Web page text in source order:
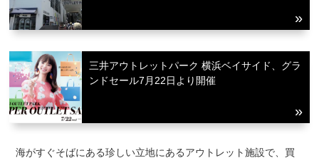
三井アウトレットパーク 横浜ベイサイド、グラ
ンドセール7月22日より開催
海がすぐそばにある珍しい立地にあるアウトレット施設で、買